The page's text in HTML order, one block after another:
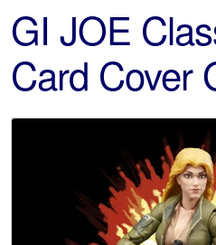
GI JOE
Card Cover